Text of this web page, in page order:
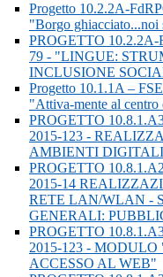
Progetto 10.2.2A-
"Borgo ghiacciato...noi
PROGETTO 10.2.2A-
79 - "LINGUE:
INCLUSIONE
Progetto 10.1.1A –
"Attiva-mente al centro
PROGETTO
2015-123 -
AMBIENTI DIGITALI
PROGETTO
2015-14
RETE LAN/WLAN -
GENERALI:
PROGETTO
2015-123 -
ACCESSO AL WEB"